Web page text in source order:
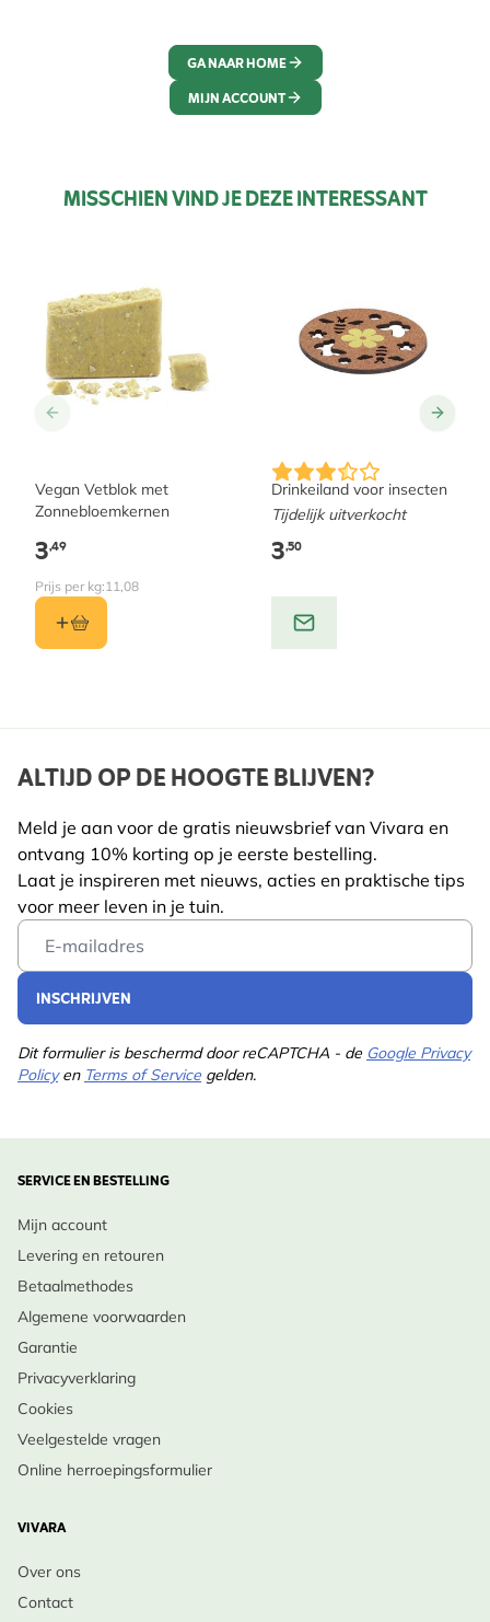
GA NAAR HOME
MIJN ACCOUNT
MISSCHIEN VIND JE DEZE INTERESSANT
Vegan Vetblok met
Zonnebloemkernen
3,49
Prijs per kg:11,08
Drinkeiland voor insecten
Tijdelijk uitverkocht
3,50
ALTIJD OP DE HOOGTE BLIJVEN?
Meld je aan voor de gratis nieuwsbrief van Vivara en
ontvang 10% korting op je eerste bestelling.
Laat je inspireren met nieuws, acties en praktische tips
voor meer leven in je tuin.
Email Address
INSCHRIJVEN
Dit formulier is beschermd door reCAPTCHA - de Google Privacy
Policyen Terms of Service gelden.
SERVICE EN BESTELLING
Mijn account
Levering en retouren
Betaalmethodes
Algemene voorwaarden
Garantie
Privacyverklaring
Cookies
Veelgestelde vragen
Online herroepingsformulier
VIVARA
Over ons
Contact